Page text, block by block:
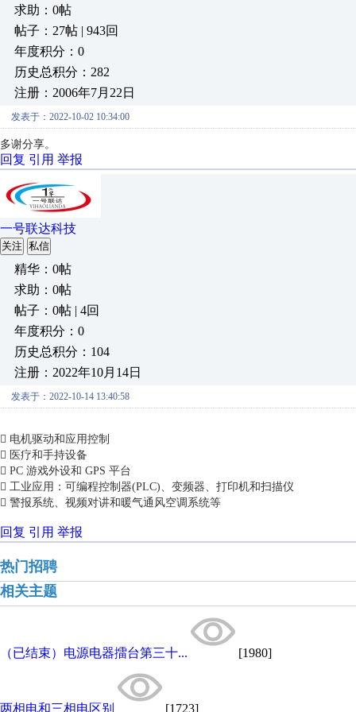
求助：0帖
帖子：27帖 | 943回
年度积分：0
历史总积分：282
注册：2006年7月22日
发表于：2022-10-02 10:34:00
多谢分享。
回复 引用 举报
一号联达科技
关注 私信
精华：0帖
求助：0帖
帖子：0帖 | 4回
年度积分：0
历史总积分：104
注册：2022年10月14日
发表于：2022-10-14 13:40:58
 电机驱动和应用控制
 医疗和手持设备
 PC 游戏外设和 GPS 平台
 工业应用：可编程控制器(PLC)、变频器、打印机和扫描仪
 警报系统、视频对讲和暖气通风空调系统等
回复 引用 举报
热门招聘
相关主题
（已结束）电源电器擂台第三十... [1980]
两相电和三相电区别 [1723]